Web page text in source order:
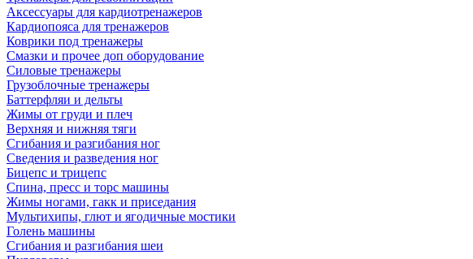
Аксессуары для кардиотренажеров
Кардиопояса для тренажеров
Коврики под тренажеры
Смазки и прочее доп оборудование
Силовые тренажеры
Грузоблочные тренажеры
Баттерфляи и дельты
Жимы от груди и плеч
Верхняя и нижняя тяги
Сгибания и разгибания ног
Сведения и разведения ног
Бицепс и трицепс
Спина, пресс и торс машины
Жимы ногами, гакк и приседания
Мультихипы, глют и ягодичные мостики
Голень машины
Сгибания и разгибания шеи